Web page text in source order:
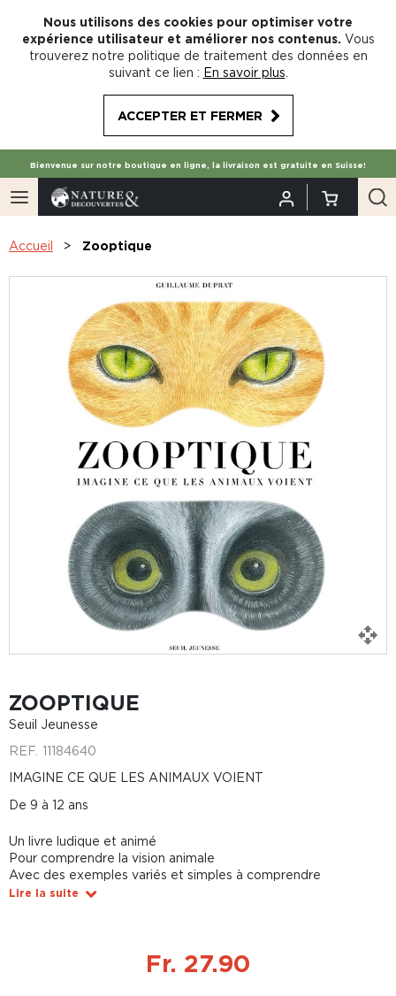
Nous utilisons des cookies pour optimiser votre
expérience utilisateur et améliorer nos contenus. Vous
trouverez notre politique de traitement des données en
suivant ce lien : En savoir plus
ACCEPTER ET FERMER
Bienvenue sur notre boutique en ligne, la livraison est gratuite en Suisse!
Accueil Zooptique
ZOOPTIQUE
Seuil Jeunesse
REF. 11184640
IMAGINE CE QUE LES ANIMAUX VOIENT
De 9 à 12 ans
Un livre ludique et animé
Pour comprendre la vision animale
Avec des exemples variés et simples à comprendre
Lire la suite
Fr. 27.90